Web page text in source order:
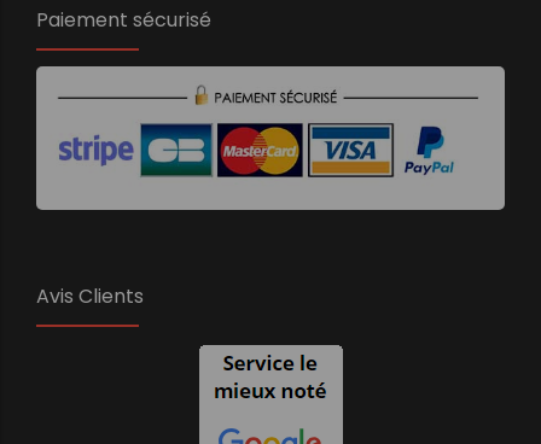
Paiement sécurisé
Avis Clients